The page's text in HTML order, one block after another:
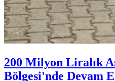
200 Milyon Liralık
Bölgesi'nde Devam